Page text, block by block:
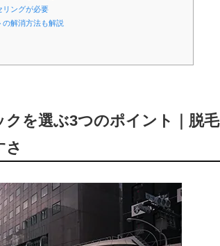
リングが必要
解消方法も解説
を選ぶ3つのポイント｜脱毛
さ